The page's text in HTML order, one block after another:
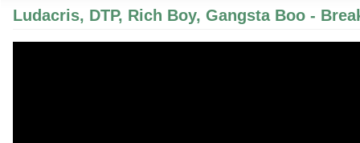
Ludacris, DTP, Rich Boy, Gangsta Boo -